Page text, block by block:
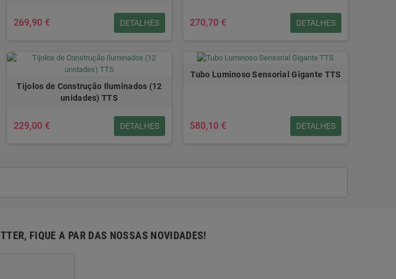
269,90 € DETALHES 270,70 € DETALHES
Tijolos de Construção Iluminados (12
unidades) TTS
229,00 € DETALHES
Tubo Luminoso Sensorial Gigante TTS
580,10 € DETALHES
FIQUE A PAR DAS NOSSAS NOVIDADES!